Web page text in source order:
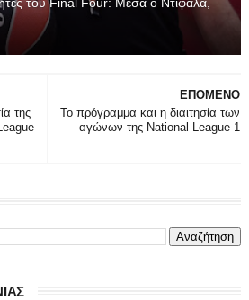
ΕΠΟΜΕΝΟ
Το πρόγραμμα και η διαιτησία των
αγώνων της National League 1
της